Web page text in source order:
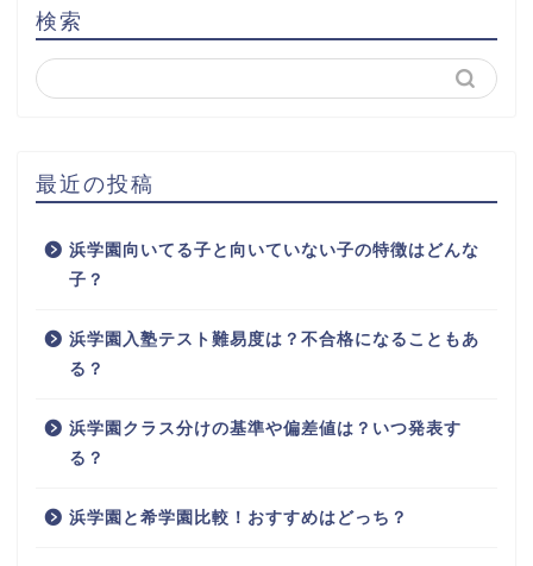
検索
最近の投稿
浜学園向いてる子と向いていない子の特徴はどんな
子？
浜学園入塾テスト難易度は？不合格になることもあ
る？
浜学園クラス分けの基準や偏差値は？いつ発表す
る？
浜学園と希学園比較！おすすめはどっち？